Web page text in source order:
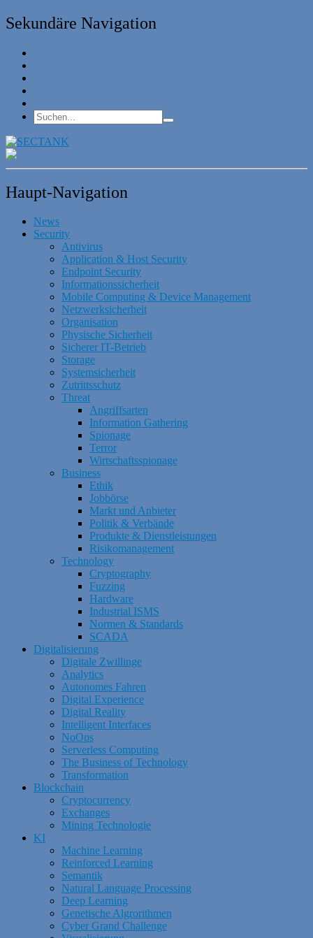
Sekundäre Navigation
Haupt-Navigation
News
Security
Antivirus
Application & Host Security
Endpoint Security
Informationssicherheit
Mobile Computing & Device Management
Netzwerksicherheit
Organisation
Physische Sicherheit
Sicherer IT-Betrieb
Storage
Systemsicherheit
Zutrittsschutz
Threat
Angriffsarten
Information Gathering
Spionage
Terror
Wirtschaftsspionage
Business
Ethik
Jobbörse
Markt und Anbieter
Politik & Verbände
Produkte & Dienstleistungen
Risikomanagement
Technology
Cryptography
Fuzzing
Hardware
Industrial ISMS
Normen & Standards
SCADA
Digitalisierung
Digitale Zwillinge
Analytics
Autonomes Fahren
Digital Experience
Digital Reality
Intelligent Interfaces
NoOps
Serverless Computing
The Business of Technology
Transformation
Blockchain
Cryptocurrency
Exchanges
Mining Technologie
KI
Machine Learning
Reinforced Learning
Semantik
Natural Language Processing
Deep Learning
Genetische Algrorithmen
Cyber Grand Challenge